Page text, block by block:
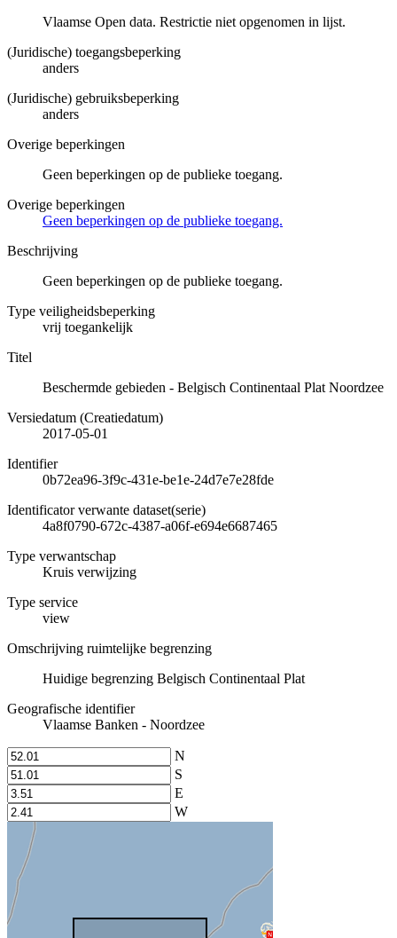
Vlaamse Open data. Restrictie niet opgenomen in lijst.
(Juridische) toegangsbeperking
anders
(Juridische) gebruiksbeperking
anders
Overige beperkingen
Geen beperkingen op de publieke toegang.
Overige beperkingen
Geen beperkingen op de publieke toegang.
Beschrijving
Geen beperkingen op de publieke toegang.
Type veiligheidsbeperking
vrij toegankelijk
Titel
Beschermde gebieden - Belgisch Continentaal Plat Noordzee
Versiedatum (Creatiedatum)
2017-05-01
Identifier
0b72ea96-3f9c-431e-be1e-24d7e7e28fde
Identificator verwante dataset(serie)
4a8f0790-672c-4387-a06f-e694e6687465
Type verwantschap
Kruis verwijzing
Type service
view
Omschrijving ruimtelijke begrenzing
Huidige begrenzing Belgisch Continentaal Plat
Geografische identifier
Vlaamse Banken - Noordzee
N
S
E
W